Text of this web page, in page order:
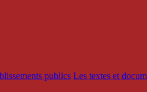
publics Les textes et